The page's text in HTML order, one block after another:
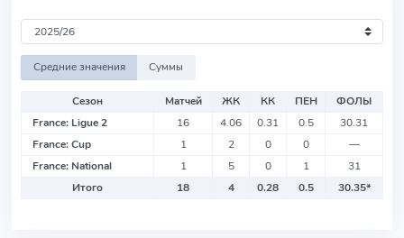
Средние значения Суммы
Сезон Матчей ЖК КК ПЕН
ФОЛЫ
France: Ligue 2
16 4.06 0.31 0.5
30.31
France: Cup
1 2 0 0
—
France: National
1 5 0 1
31
Итого
18 4 0.28 0.5 30.35*